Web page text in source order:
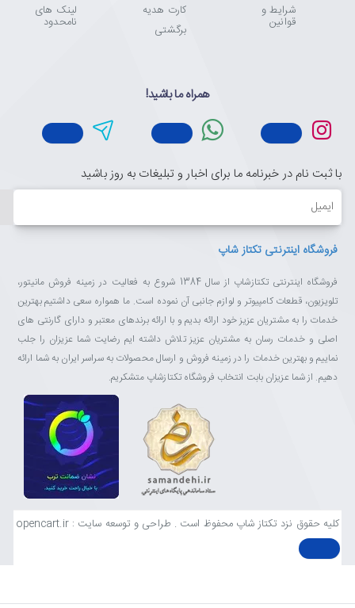
شرایط و
قوانین
کارت هدیه
برگشتی
لینک های
نامحدود
همراه ما باشید!
با ثبت نام در خبرنامه ما برای اخبار و تبلیغات به روز باشید
ایمیل
فروشگاه اینترنتی تکتاز شاپ
فروشگاه اینترنتی تکتازشاپ از سال 1384 شروع به فعالیت در زمینه فروش مانیتور،
تلویزیون، قطعات کامپیوتر و لوازم جانبی آن نموده است. ما همواره سعی داشتیم بهترین
خدمات را به مشتریان عزیز خود ارائه بدیم و با ارائه برندهای معتبر و دارای گارنتی های
اصلی و خدمات رسان به مشتریان عزیز تلاش داشته ایم رضایت شما عزیزان را جلب
نماییم و بهترین خدمات را در زمینه فروش و ارسال محصولات به سراسر ایران به شما ارائه
دهیم. از شما عزیزان بابت انتخاب فروشگاه تکتازشاپ متشکریم.
کلیه حقوق نزد تکتاز شاپ محفوظ است . طراحی و توسعه سایت : opencart.ir